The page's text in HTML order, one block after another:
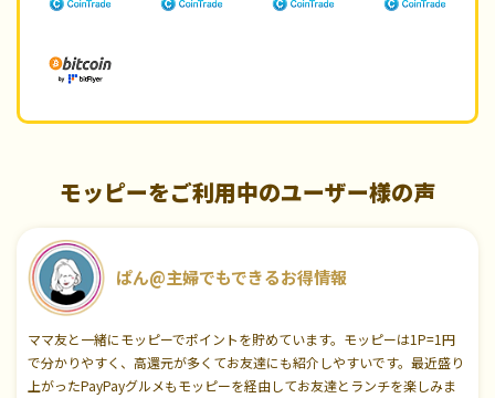
モッピーをご利用中のユーザー様の声
ぱん@主婦でもできるお得情報
ママ友と一緒にモッピーでポイントを貯めています。モッピーは1P=1円
で分かりやすく、高還元が多くてお友達にも紹介しやすいです。最近盛り
上がったPayPayグルメもモッピーを経由してお友達とランチを楽しみま